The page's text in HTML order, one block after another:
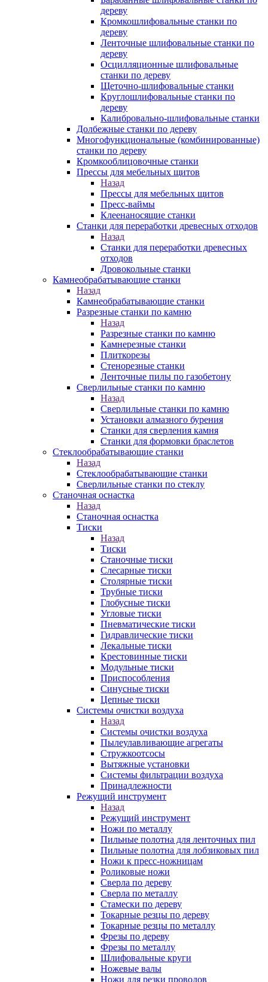
дереву
Кромкошлифовальные станки по
дереву
Ленточные шлифовальные станки по
дереву
Осцилляционные шлифовальные
станки по дереву
Щеточно-шлифовальные станки
Круглошлифовальные станки по
дереву
Калибровально-шлифовальные станки
Долбежные станки по дереву
Многофункциональные (комбинированные)
станки по дереву
Кромкооблицовочные станки
Прессы для мебельных щитов
Назад
Прессы для мебельных щитов
Пресс-ваймы
Клеенаносящие станки
Станки для переработки древесных отходов
Назад
Станки для переработки древесных
отходов
Дровокольные станки
Камнеобрабатывающие станки
Назад
Камнеобрабатывающие станки
Разрезные станки по камню
Назад
Разрезные станки по камню
Камнерезные станки
Плиткорезы
Стенорезные станки
Ленточные пилы по газобетону
Сверлильные станки по камню
Назад
Сверлильные станки по камню
Установки алмазного бурения
Станки для сверления камня
Станки для формовки браслетов
Стеклообрабатывающие станки
Назад
Стеклообрабатывающие станки
Сверлильные станки по стеклу
Станочная оснастка
Назад
Станочная оснастка
Тиски
Назад
Тиски
Станочные тиски
Слесарные тиски
Столярные тиски
Трубные тиски
Глобусные тиски
Угловые тиски
Пневматические тиски
Гидравлические тиски
Лекальные тиски
Крестовинные тиски
Модульные тиски
Приспособления
Синусные тиски
Цепные тиски
Системы очистки воздуха
Назад
Системы очистки воздуха
Пылеулавливающие агрегаты
Стружкоотсосы
Вытяжные установки
Системы фильтрации воздуха
Принадлежности
Режущий инструмент
Назад
Режущий инструмент
Ножи по металлу
Пильные полотна для ленточных пил
Пильные полотна для лобзиковых пил
Ножи к пресс-ножницам
Роликовые ножи
Сверла по дереву
Сверла по металлу
Стамески по дереву
Токарные резцы по дереву
Токарные резцы по металлу
Фрезы по дереву
Фрезы по металлу
Шлифовальные круги
Ножевые валы
Ножи для резки проводов